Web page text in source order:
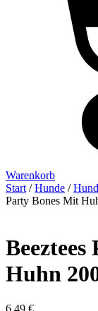
Warenkorb
Start /Hunde /
Party Bones Mit
Huhn
6,49 €